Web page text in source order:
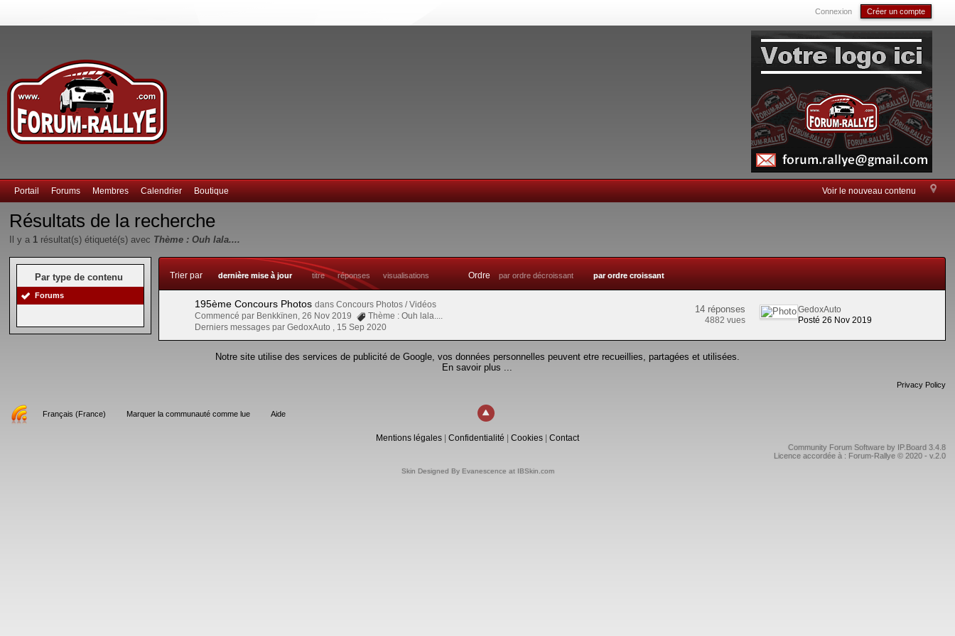
Connexion Créer un compte
Voir le nouveau contenu
Portail Forums Membres Calendrier Boutique
Résultats de la recherche
Il y a 1 résultat(s) étiqueté(s) avec Thème : Ouh lala....
Par type de contenu
Forums
Trier par dernière mise à jour titre réponses visualisations Ordre par ordre décroissant par ordre croissant
195ème Concours Photos dans Concours Photos / Vidéos
Commencé par Benkkïnen, 26 Nov 2019
Thème : Ouh lala....
Derniers messages par GedoxAuto , 15 Sep 2020
14 réponses
4882 vues
GedoxAuto
Posté 26 Nov 2019
Notre site utilise des services de publicité de Google, vos données personnelles peuvent etre recueillies, partagées et utilisées.
En savoir plus ...
Privacy Policy
Français (France) Marquer la communauté comme lue Aide
Mentions légales| Confidentialité Cookies| Contact
Community Forum Software by IP.Board 3.4.8
Licence accordée à : Forum-Rallye © 2020 - v.2.0
Skin Designed By Evanescence at IBSkin.com